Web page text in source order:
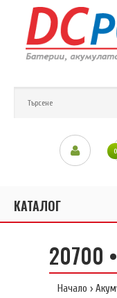
0
КАТАЛОГ
20700
Начало